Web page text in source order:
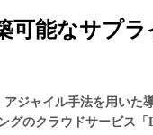
IIFES
TECHNO-
フ
組み
組み
可能なサプ
ジャイル手法を用いた
グのクラウドサービス